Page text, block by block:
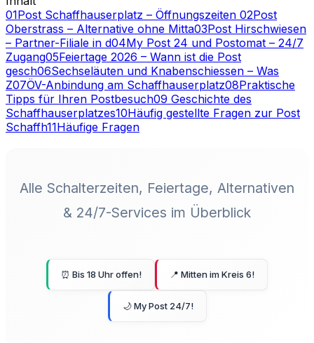
01Post Schaffhauserplatz – Öffnungszeiten 02Post
Oberstrass – Alternative ohne Mitta03Post Hirschwiesen
– Partner-Filiale in d04My Post 24 und Postomat – 24/7
Zugang05Feiertage 2026 – Wann ist die Post
gesch06Sechseläuten und Knabenschiessen – Was
Z07ÖV-Anbindung am Schaffhauserplatz08Praktische
Tipps für Ihren Postbesuch09 ️ Geschichte des
Schaffhauserplatzes10Häufig gestellte Fragen zur Post
Schaffh11Häufige Fragen
Alle Schalterzeiten, Feiertage, Alternativen
& 24/7-Services im Überblick
⏰ Bis 18 Uhr offen! 📍 Mitten im Kreis 6!
🌙 My Post 24/7!